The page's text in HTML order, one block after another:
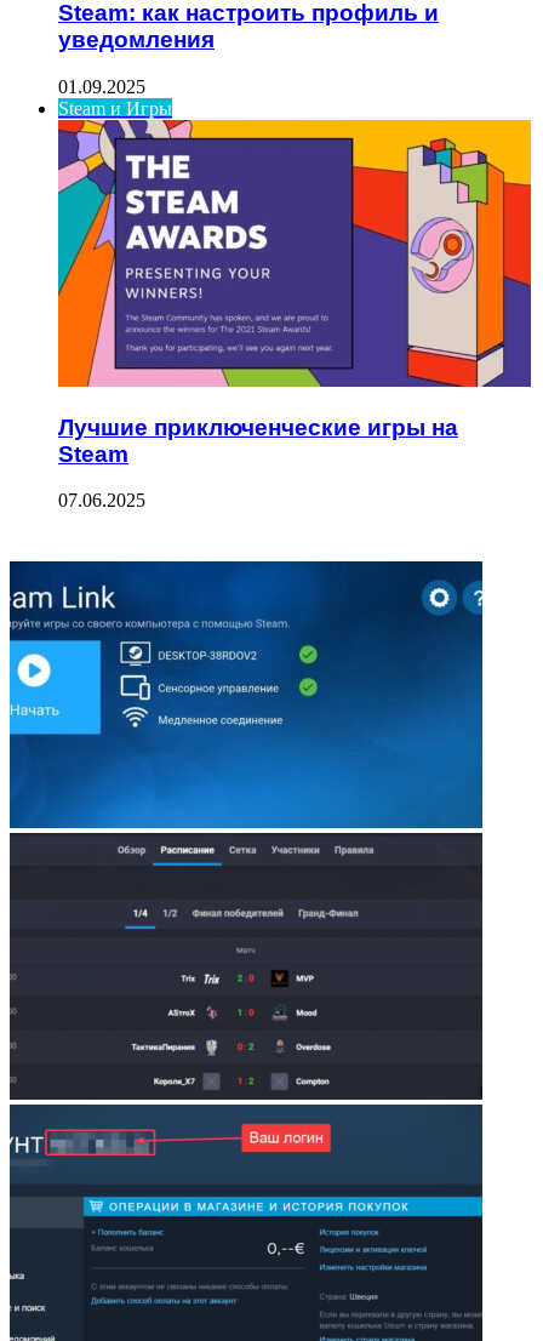
Steam: как настроить профиль и
уведомления
01.09.2025
Steam и Игры
Лучшие приключенческие игры на
Steam
07.06.2025